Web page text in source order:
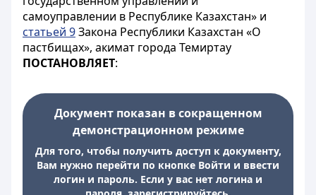
самоуправлении в Республике Казахстан» и
статьей 9Закона Республики Казахстан «О
пастбищах», акимат города Темиртау
ПОСТАНОВЛЯЕТ:
Документ показан в сокращенном
демонстрационном режиме
Для того, чтобы получить доступ к документу,
Вам нужно перейти по кнопке Войти и ввести
логин и пароль. Если у вас нет логина и